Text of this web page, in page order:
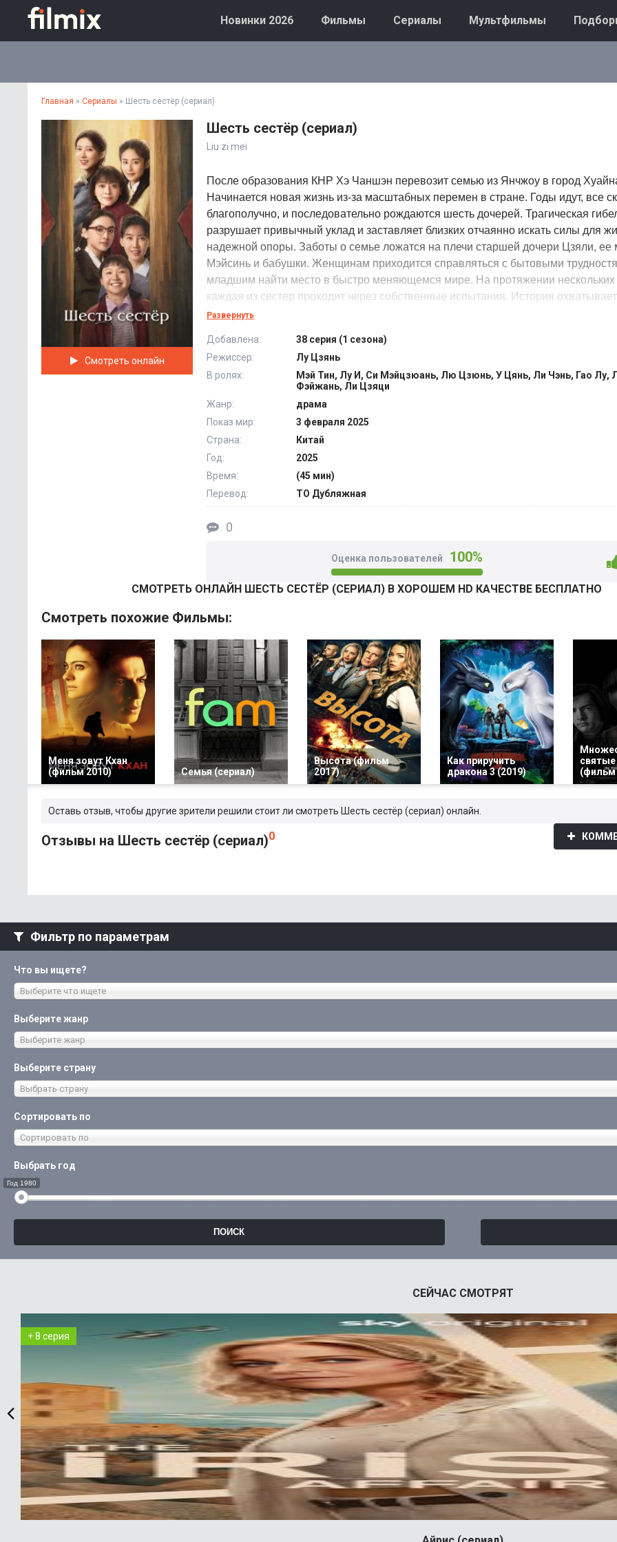
Новинки 2026 Фильмы Сериалы Мультфильмы
Главная » Сериалы » Шесть сестёр (сериал)
Смотреть онлайн
Шесть сестёр (сериал)
Liu zi mei
После образования КНР Хэ Чаншэн перевозит семью из Янчжоу в город
Начинается новая жизнь из-за масштабных перемен в стране. Годы идут, все
благополучно, и последовательно рождаются шесть дочерей. Трагическая
разрушает привычный уклад и заставляет близких отчаянно искать силы для
надежной опоры. Заботы о семье ложатся на плечи старшей дочери Цзяли,
Мэйсинь и бабушки. Женщинам приходится справляться с бытовыми
младшим найти место в быстро меняющемся мире. На протяжении нескольких
каждая из сестер проходит через собственные испытания. История
период времени. Она показывает, как меняются люди, общество и
связи. Медленно до них доходит смысл отцовских слов о том, что настоящий
всегда важнее всего. @Filmix.fan
Развернуть
Добавлена:
38 серия (1 сезона)
Режиссер:
Лу Цзянь
В ролях:
Мэй Тин, Лу И, Си Мэйцзюань, Лю Цзюнь, У Цянь, Ли Чэнь, Гао Лу,
Фэйжань, Ли Цзяци
Жанр:
драма
Показ мир:
3 февраля 2025
Страна:
Китай
Год:
2025
Время:
(45 мин)
Перевод:
ТО Дубляжная
0
Оценка пользователей 100%
СМОТРEТЬ ОНЛАЙН ШЕСТЬ СЕСТЁР (СЕРИАЛ) В ХОРОШЕМ HD КАЧЕСТВЕ БЕСПЛАТНО
Смотреть похожие Фильмы:
Меня зовут Кхан
(фильм 2010)
Семья (сериал)
Высота (фильм
2017)
Как приручить
дракона 3 (2019)
(фильм
Оставь отзыв, чтобы другие зрители решили стоит ли смотреть Шесть сестёр (сериал) онлайн.
Отзывы на Шесть сестёр (сериал)0
Фильтр по параметрам
Что вы ищете?
Выберите что ищете
Выберите жанр
Выберите жанр
Выберите страну
Выбрать страну
Сортировать по
Сортировать по
Выбрать год
Год 1980
СЕЙЧАС СМОТРЯТ
+ 8 серия